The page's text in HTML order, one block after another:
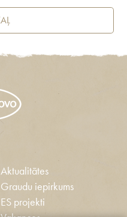
Aktualitātes
Graudu iepirkums
ES projekti